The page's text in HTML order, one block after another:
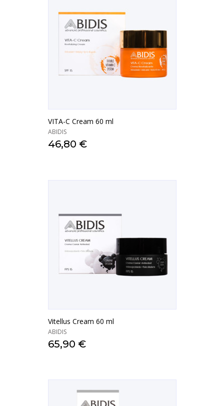
VITA-C Cream 60 ml
ABIDIS
46,80 €
Vitellus Cream 60 ml
ABIDIS
65,90 €